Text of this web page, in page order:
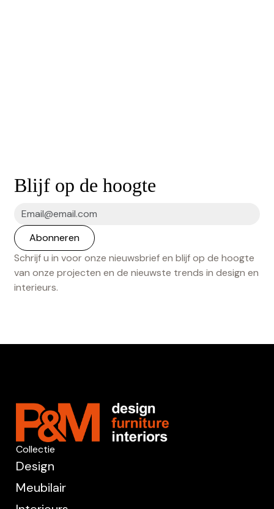
Blijf op de hoogte
Schrijf u in voor onze nieuwsbrief en blijf op de hoogte
van onze projecten en de nieuwste trends in design en
interieurs.
Collectie
Design
Meubilair